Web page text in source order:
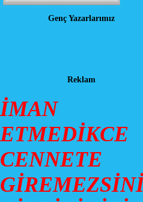
Genç Yazarlarımız
Reklam
İMAN
ETMEDİKCE
CENNETE